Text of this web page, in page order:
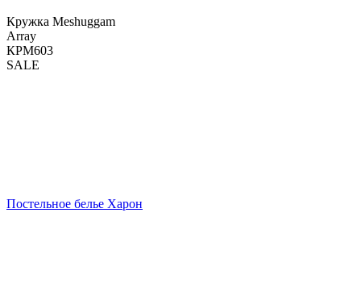
Кружка Meshuggam
Array
КРМ603
SALE
Постельное белье Харон